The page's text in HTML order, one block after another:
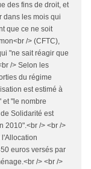
des fins de droit, et
dans les mois qui
que ce ne soit
/> (CFTC),
"ne sait réagir que
/> Selon les
du régime
est estimé à
et "le nombre
Solidarité est
2010".<br /> <br />
euros versés par
/> <br />